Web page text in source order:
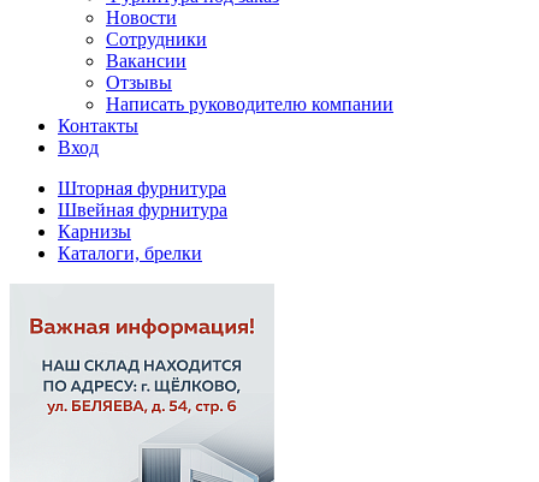
Новости
Сотрудники
Вакансии
Отзывы
Написать руководителю компании
Контакты
Вход
Шторная фурнитура
Швейная фурнитура
Карнизы
Каталоги, брелки